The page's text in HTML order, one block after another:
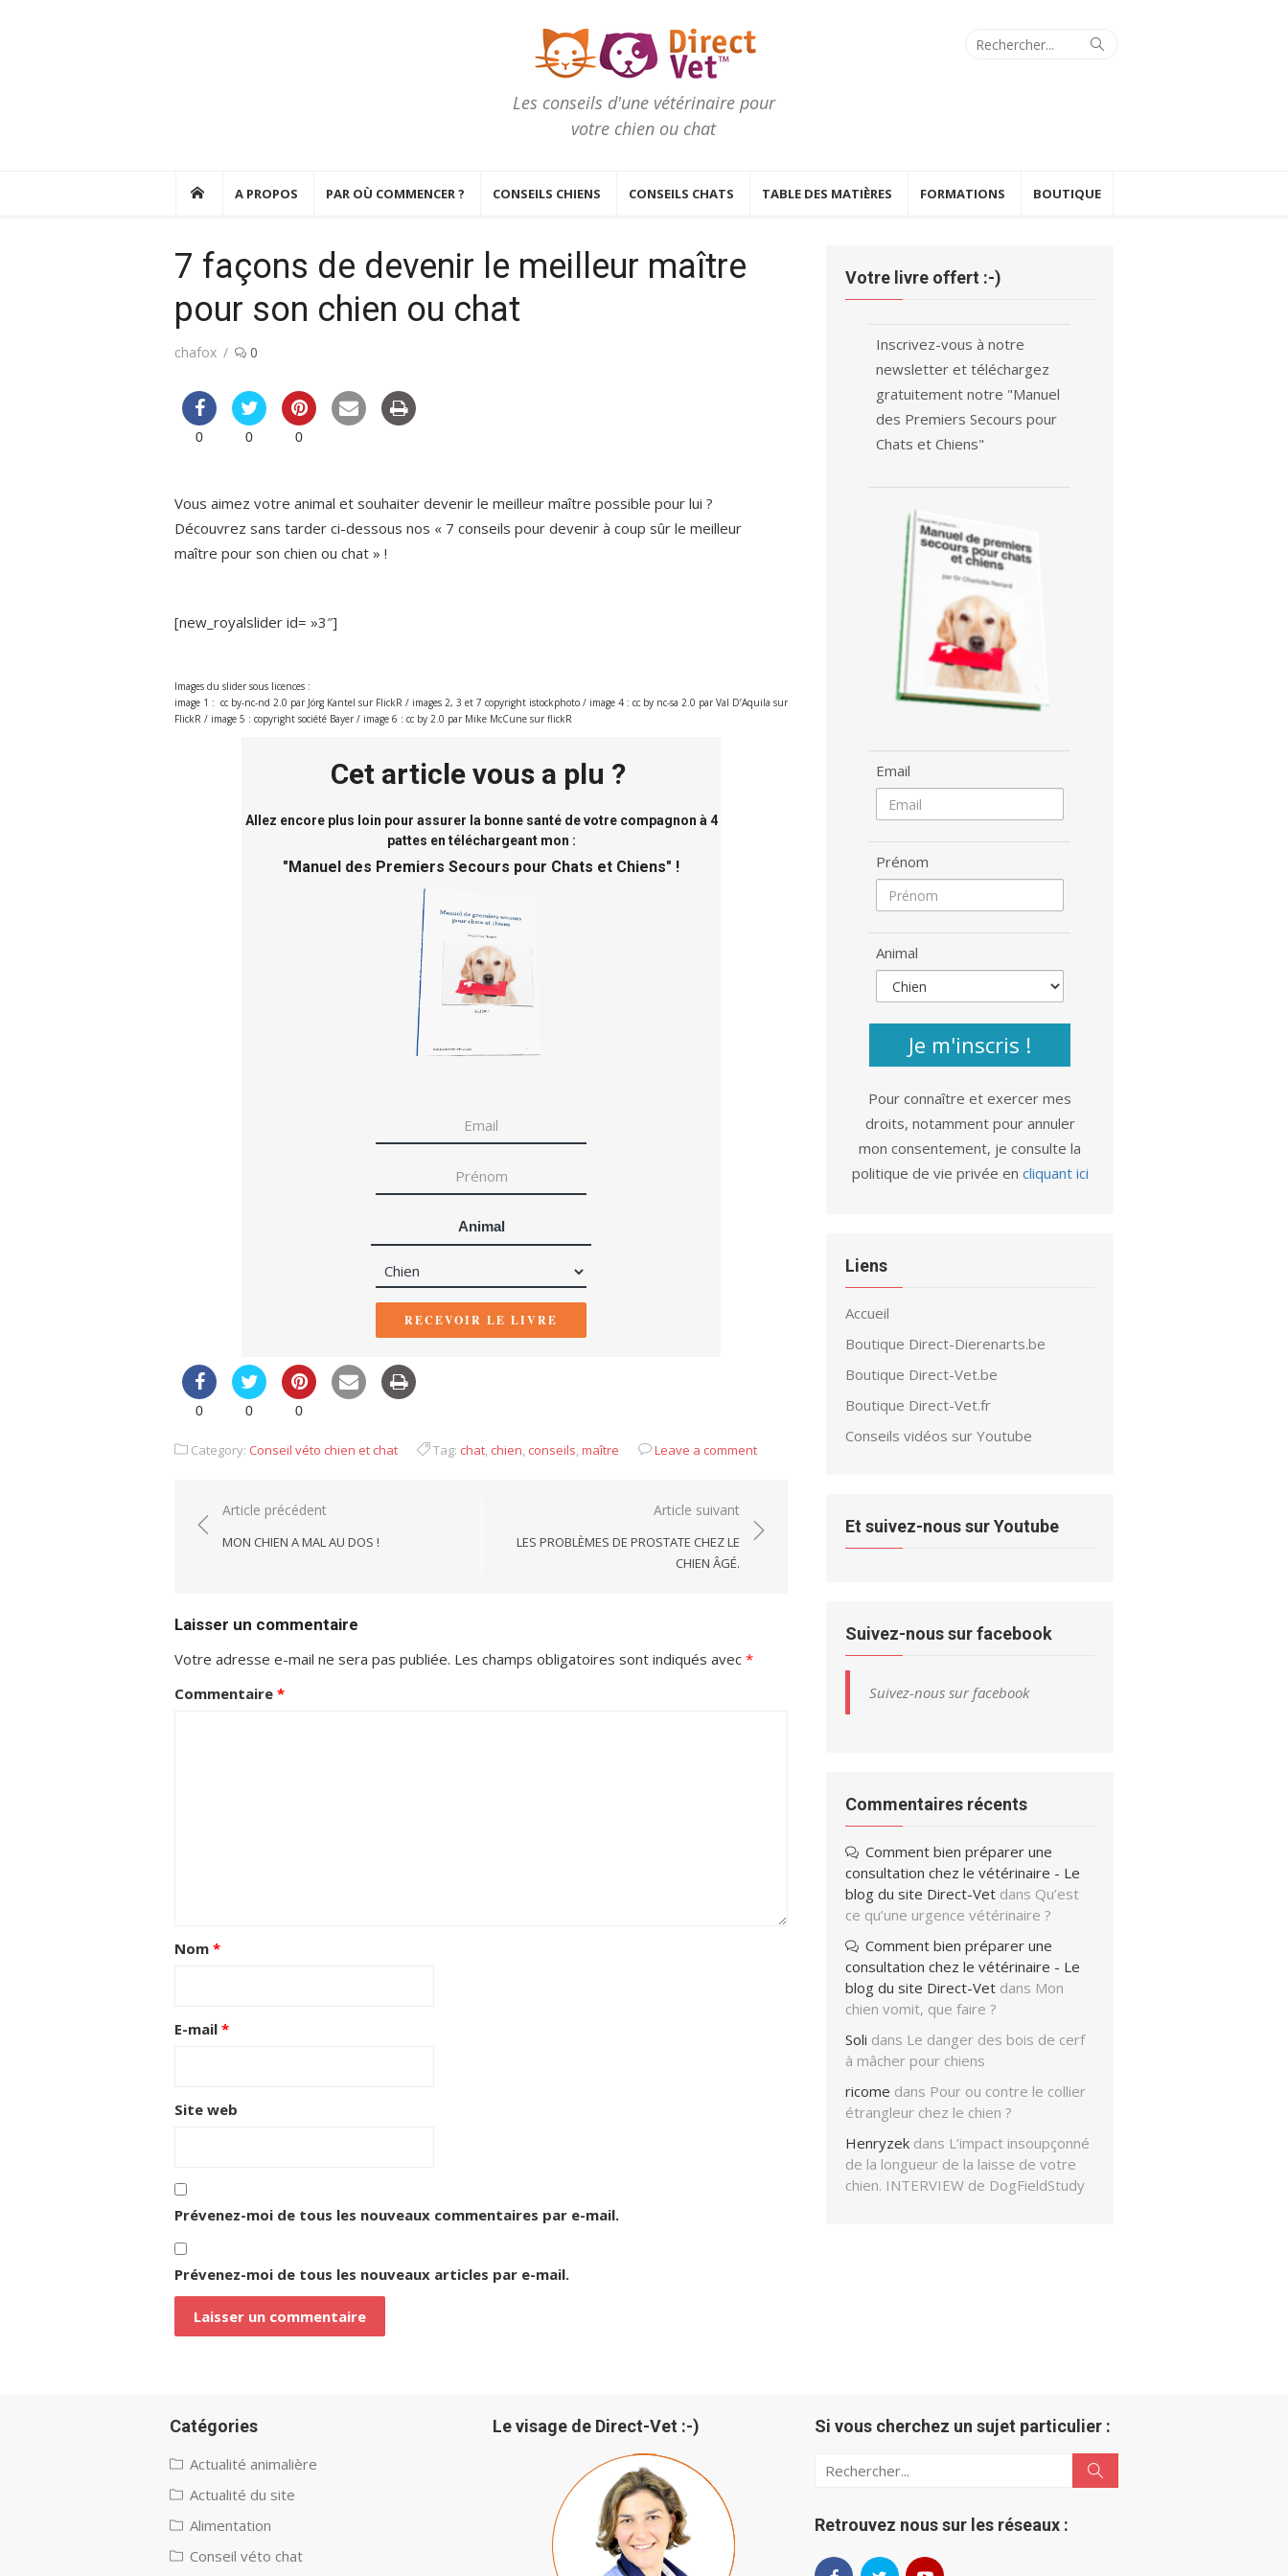
Les conseils d'une vétérinaire pour
votre chien ou chat
Search
A PROPOS PAR OÙ COMMENCER ? CONSEILS CHIENS CONSEILS CHATS TABLE DES MATIÈRES FORMATIONS BOUTIQUE
7 façons de devenir le meilleur maître
pour son chien ou chat
Author
chafox 0
0 0 0
Vous aimez votre animal et souhaiter devenir le meilleur maître possible pour lui ?
Découvrez sans tarder ci-dessous nos « 7 conseils pour devenir à coup sûr le meilleur
maître pour son chien ou chat » !
[new_royalslider id= »3″]
Images du slider sous licences :
image 1 : cc by-nc-nd 2.0 par Jörg Kantel sur FlickR / images 2, 3 et 7 copyright istockphoto / image 4 : cc by nc-sa 2.0 par Val D’Aquila sur
FlickR / image 5 : copyright société Bayer / image 6 : cc by 2.0 par Mike McCune sur flickR
Cet article vous a plu ?
Allez encore plus loin pour assurer la bonne santé de votre compagnon à 4
pattes en téléchargeant mon :
"Manuel des Premiers Secours pour Chats et Chiens" !
Animal
RECEVOIR LE LIVRE
0 0 0
Category: Conseil véto chien et chat Tag: chat, chien, conseils,maître Leave a comment
Navigation
de
Article précédent
MON CHIEN A MAL AU DOS !
Article suivant
LES PROBLÈMES DE PROSTATE CHEZ LE
CHIEN ÂGÉ.
Laisser un commentaire
Votre adresse e-mail ne sera pas publiée. Les champs obligatoires sont indiqués avec *
Commentaire *
Nom *
E-mail *
Site web
Prévenez-moi de tous les nouveaux commentaires par e-mail.
Prévenez-moi de tous les nouveaux articles par e-mail.
Votre livre offert :-)
Inscrivez-vous à notre
newsletter et téléchargez
gratuitement notre "Manuel
des Premiers Secours pour
Chats et Chiens"
Email
Prénom
Animal
Je m'inscris !
Pour connaître et exercer mes
droits, notamment pour annuler
mon consentement, je consulte la
politique de vie privée en cliquant ici
Liens
Accueil
Boutique Direct-Dierenarts.be
Boutique Direct-Vet.be
Boutique Direct-Vet.fr
Conseils vidéos sur Youtube
Et suivez-nous sur Youtube
Suivez-nous sur facebook
Suivez-nous sur facebook
Commentaires récents
Comment bien préparer une
consultation chez le vétérinaire - Le
blog du site Direct-Vet dans Qu’est
ce qu’une urgence vétérinaire ?
Comment bien préparer une
consultation chez le vétérinaire - Le
blog du site Direct-Vet dans Mon
chien vomit, que faire ?
Soli dans Le danger des bois de cerf
à mâcher pour chiens
ricome dans Pour ou contre le collier
étrangleur chez le chien ?
Henryzek dans L’impact insoupçonné
de la longueur de la laisse de votre
chien. INTERVIEW de DogFieldStudy
Catégories
Actualité animalière
Actualité du site
Alimentation
Conseil véto chat
Le visage de Direct-Vet :-) Si vous cherchez un sujet particulier :
Search
Search
Retrouvez nous sur les réseaux :